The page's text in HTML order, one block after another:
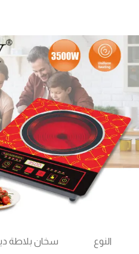
النوع سخان بلاطة